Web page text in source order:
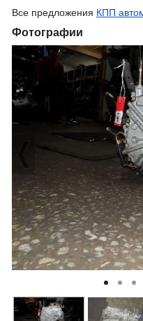
Все предложения КПП
Фотографии